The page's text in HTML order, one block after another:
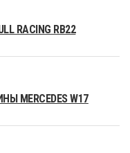
RACING RB22
MERCEDES W17